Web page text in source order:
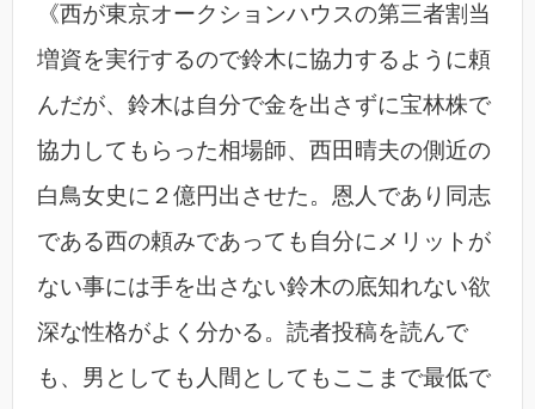
《西が東京オークションハウスの第三者割当
増資を実行するので鈴木に協力するように頼
んだが、鈴木は自分で金を出さずに宝林株で
協力してもらった相場師、西田晴夫の側近の
白鳥女史に２億円出させた。恩人であり同志
である西の頼みであっても自分にメリットが
ない事には手を出さない鈴木の底知れない欲
深な性格がよく分かる。読者投稿を読んで
も、男としても人間としてもここまで最低で